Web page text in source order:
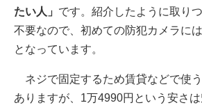
たい人」 です。紹介したように取り
不要なので、初めての防犯カメラに
となっています。
ネジで固定するため賃貸などで使
ありますが、1万4990円という安さ